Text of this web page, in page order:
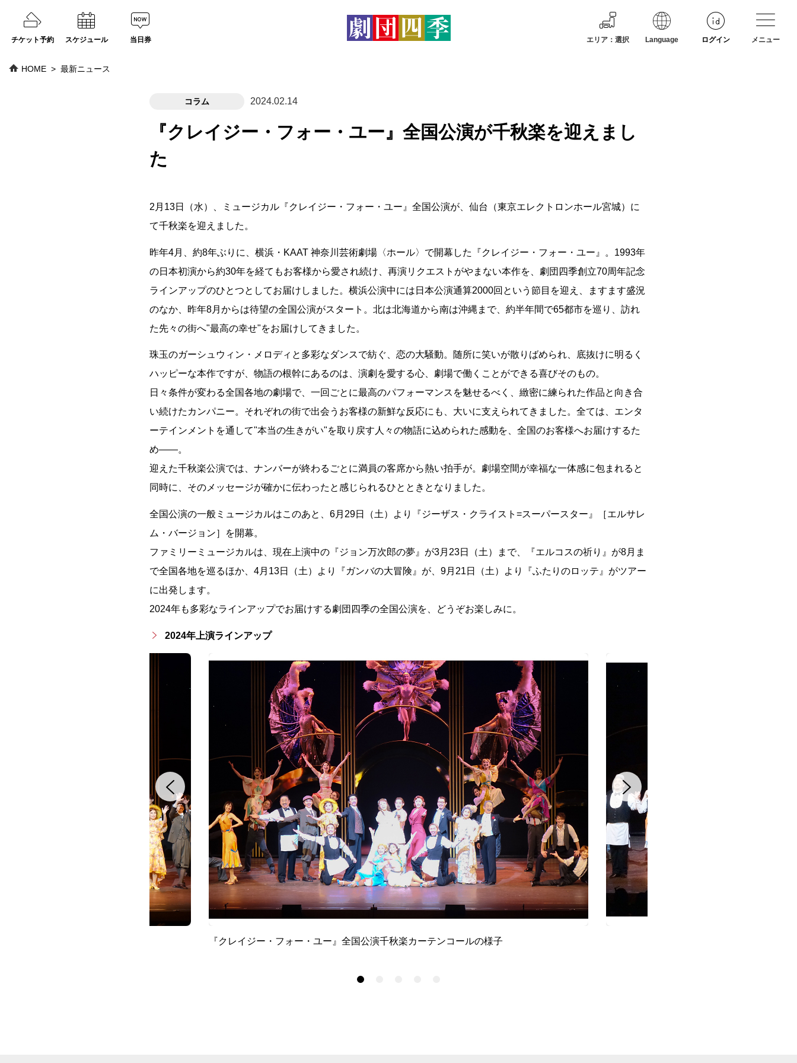
エリア ： 選択 Language ログイン
チケット予約 スケジュール 当日券 メニュー
HOME 最新ニュース
コラム 2024.02.14
『クレイジー・フォー・ユー』全国公演が千秋楽を迎えまし
た
2月13日（水）、ミュージカル『クレイジー・フォー・ユー』全国公演が、仙台（東京エレクトロンホール宮城）に
て千秋楽を迎えました。
昨年4月、約8年ぶりに、横浜・KAAT 神奈川芸術劇場〈ホール〉で開幕した『クレイジー・フォー・ユー』。1993年
の日本初演から約30年を経てもお客様から愛され続け、再演リクエストがやまない本作を、劇団四季創立70周年記念
ラインアップのひとつとしてお届けしました。横浜公演中には日本公演通算2000回という節目を迎え、ますます盛況
のなか、昨年8月からは待望の全国公演がスタート。北は北海道から南は沖縄まで、約半年間で65都市を巡り、訪れ
た先々の街へ"最高の幸せ"をお届けしてきました。
珠玉のガーシュウィン・メロディと多彩なダンスで紡ぐ、恋の大騒動。随所に笑いが散りばめられ、底抜けに明るく
ハッピーな本作ですが、物語の根幹にあるのは、演劇を愛する心、劇場で働くことができる喜びそのもの。
日々条件が変わる全国各地の劇場で、一回ごとに最高のパフォーマンスを魅せるべく、緻密に練られた作品と向き合
い続けたカンパニー。それぞれの街で出会うお客様の新鮮な反応にも、大いに支えられてきました。全ては、エンタ
ーテインメントを通して"本当の生きがい"を取り戻す人々の物語に込められた感動を、全国のお客様へお届けするた
め――。
迎えた千秋楽公演では、ナンバーが終わるごとに満員の客席から熱い拍手が。劇場空間が幸福な一体感に包まれると
同時に、そのメッセージが確かに伝わったと感じられるひとときとなりました。
全国公演の一般ミュージカルはこのあと、6月29日（土）より『ジーザス・クライスト=スーパースター』［エルサレ
ム・バージョン］を開幕。
ファミリーミュージカルは、現在上演中の『ジョン万次郎の夢』が3月23日（土）まで、『エルコスの祈り』が8月ま
で全国各地を巡るほか、4月13日（土）より『ガンバの大冒険』が、9月21日（土）より『ふたりのロッテ』がツアー
に出発します。
2024年も多彩なラインアップでお届けする劇団四季の全国公演を、どうぞお楽しみに。
2024年上演ラインアップ
『クレイジー・フォー・ユー』全国公演千秋楽カーテンコールの様子